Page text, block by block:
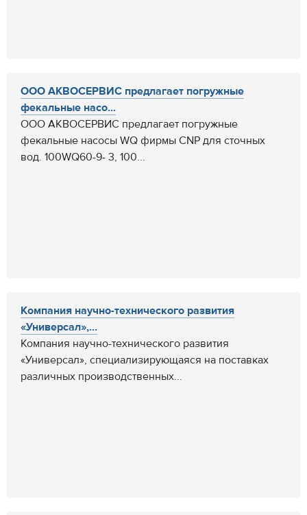
ООО АКВОСЕРВИС предлагает погружные
фекальные насо...
ООО АКВОСЕРВИС предлагает погружные
фекальные насосы WQ фирмы CNP для сточных
вод. 100WQ60-9- 3, 100...
Компания научно-технического развития
«Универсал»,...
Компания научно-технического развития
«Универсал», специализирующаяся на поставках
различных производственных...